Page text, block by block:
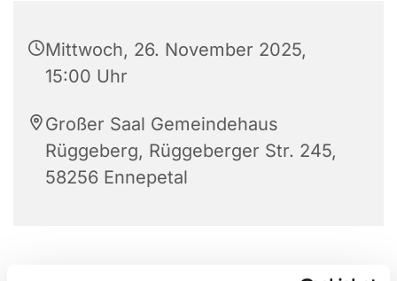
Mittwoch, 26. November 2025,
15:00 Uhr
Großer Saal Gemeindehaus
Rüggeberg, Rüggeberger Str. 245,
58256 Ennepetal